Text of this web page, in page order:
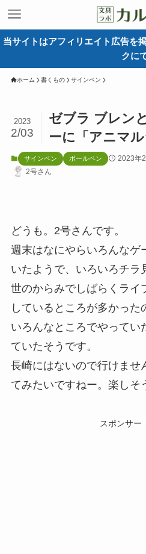
当サイトはアフィリエイト広告を
クに
ホーム 書くもの サインペン
ゼブラ ブレン
ーに「アニマル
2023
2/03
サインペン ボールペン 2023年
2号さん
どうも。2号さんです。
週末はなにやらいろんなゲ
いたようで、いろいろチラ
世のからみでしばらくライ
しているところが多かっ
いろんなところでやってい
ていたそうです。
長崎にはないので行けませ
てみたいですねー。楽しそ
スポンサー